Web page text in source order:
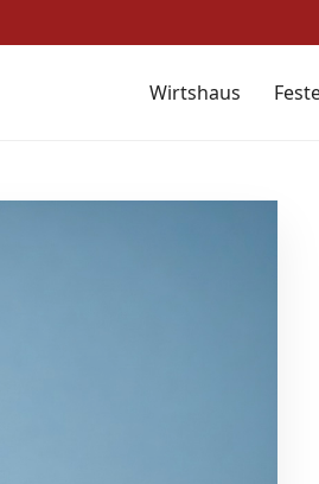
Wirtshaus